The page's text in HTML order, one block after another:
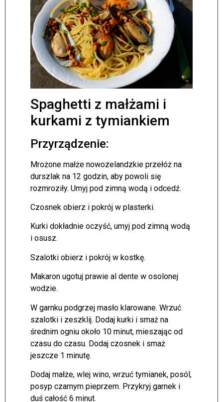
Spaghetti z małżami i
kurkami z tymiankiem
Przyrządzenie:
Mrożone małże nowozelandzkie przełóż na
durszlak na 12 godzin, aby powoli się
rozmroziły. Umyj pod zimną wodą i odcedź.
Czosnek obierz i pokrój w plasterki.
Kurki dokładnie oczyść, umyj pod zimną wodą
i osusz.
Szalotki obierz i pokrój w kostkę.
Makaron ugotuj prawie al dente w osolonej
wodzie.
W garnku podgrzej masło klarowane. Wrzuć
szalotki i zeszklij. Dodaj kurki i smaż na
średnim ogniu około 10 minut, mieszając od
czasu do czasu. Dodaj czosnek i smaż
jeszcze 1 minutę.
Dodaj małże, wlej wino, wrzuć tymianek, posól,
posyp czarnym pieprzem. Przykryj garnek i
duś całość 6 minut.